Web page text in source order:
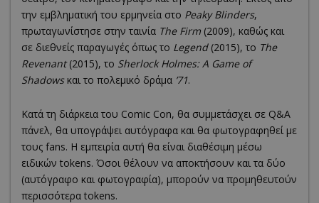
την εμβληματική του ερμηνεία στο Peaky Blinders,
πρωταγωνίστησε στην ταινία The Firm (2009), καθώς και
σε διεθνείς παραγωγές όπως το Legend(2015), το The
Revenant(2015), το Sherlock Holmes: A Game of
Shadowsκαι το πολεμικό δράμα ’71.
Κατά τη διάρκεια του Comic Con, θα συμμετάσχει σε Q&A
πάνελ, θα υπογράψει αυτόγραφα και θα φωτογραφηθεί με
τους fans. Η εμπειρία αυτή θα είναι διαθέσιμη μέσω
ειδικών tokens. Όσοι θέλουν να αποκτήσουν και τα δύο
(αυτόγραφο και φωτογραφία), μπορούν να προμηθευτούν
περισσότερα tokens.